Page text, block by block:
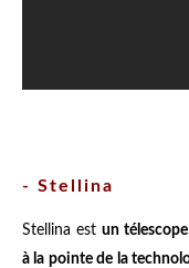
- Stellina
Stellina est un
à la pointe de la